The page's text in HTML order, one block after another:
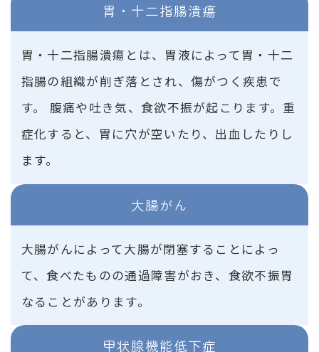
胃・十二指腸潰瘍
胃・十二指腸潰瘍とは、胃液によって胃・十二
指腸の組織が削ぎ落とされ、傷がつく疾患で
す。 腹痛や吐き気、食欲不振が起こります。重
症化すると、胃に穴が空いたり、出血したりし
ます。
大腸がん
大腸がんによって大腸が閉塞することによっ
て、食べたものの通過障害がおき、食欲不振胃
なることがあります。
甲状腺機能低下症